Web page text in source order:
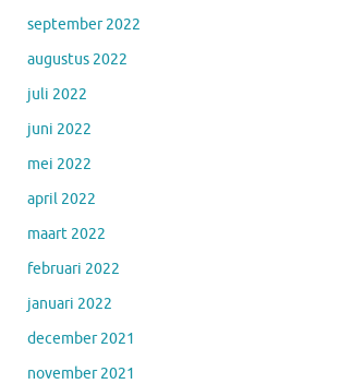
september 2022
augustus 2022
juli 2022
juni 2022
mei 2022
april 2022
maart 2022
februari 2022
januari 2022
december 2021
november 2021